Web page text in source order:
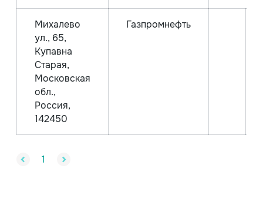
Михалево
ул., 65,
Купавна
Старая,
Московская
обл.,
Россия,
142450
Газпромнефть
1